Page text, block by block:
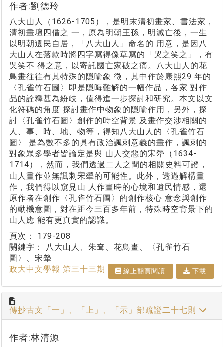
作者:劉德玲
八大山人（1626-1705），是明末清初畫家、書法家，
清初畫壇四僧之 一，原為明朝王孫，明滅亡後，一生
以明朝遺民自居，「八大山人」命名的 用意，是因八
大山人在落款時將四字寫得像草寫的「哭之笑之」，有
哭笑不 得之意，以寄託國亡家破之痛。八大山人的花
鳥畫往往有其特殊的隱喻象 徵，其中作於康熙29 年的
〈孔雀竹石圖〉即是隱晦難解的一幅作品，各家 對作
品的詮釋甚為紛歧，值得進一步探討和研究。本文以文
化符碼的角度 探討畫作中物象的隱喻作用，另外，探
討〈孔雀竹石圖〉創作的時空背景 及畫作交涉相關的
人、事、時、地、物等，得知八大山人的〈孔雀竹石
圖〉 是為數不多的具有政治諷刺意義的畫作，諷刺的
對象眾多學者皆論定是與 山人交惡的宋犖（1634-
1714），然而，我們透過二人之間的相關史料可證，
山人畫作並無諷刺宋犖的可能性。此外，透過解構畫
作，我們得以窺見山 人作畫時的心境和遺民情感，還
原作者在創作〈孔雀竹石圖〉的創作核心 意念與創作
的動機意圖，對在距今三百多年前，特殊時空背景下的
山人應 能有更真實的認識。
頁次： 179-208
關鍵字：
八大山人、朱耷、花鳥畫、〈孔雀竹石
圖〉、宋犖
政大中文學報 第三十三期
線上翻⾴閱讀 下載
傳抄古文「一」、「上」、「示」部疏證二十七則
作者:林清源